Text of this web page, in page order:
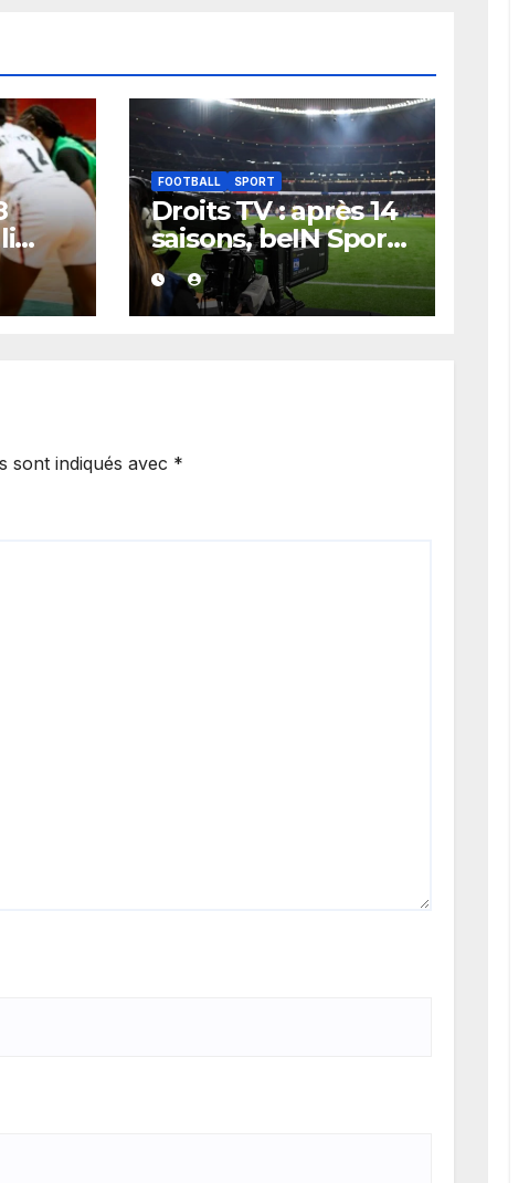
FOOTBALL SPORT
Droits TV : après 14
saisons, beIN Sports
perd la diffusion de
la Liga
sont indiqués avec *